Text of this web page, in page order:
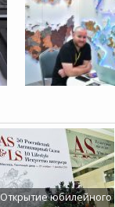
Открытие юбилейного